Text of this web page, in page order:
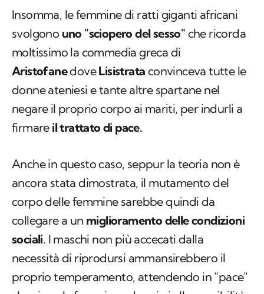
Insomma, le femmine di ratti giganti africani
svolgono uno "sciopero del sesso" che ricorda
moltissimo la commedia greca di
AristofanedoveLisistrata convinceva tutte le
donne ateniesi e tante altre spartane nel
negare il proprio corpo ai mariti, per indurli a
firmareil trattato di pace.
Anche in questo caso, seppur la teoria non è
ancora stata dimostrata, il mutamento del
corpo delle femmine sarebbe quindi da
collegare a un miglioramento delle condizioni
sociali. I maschi non più accecati dalla
necessità di riprodursi ammansirebbero il
proprio temperamento, attendendo in "pace"